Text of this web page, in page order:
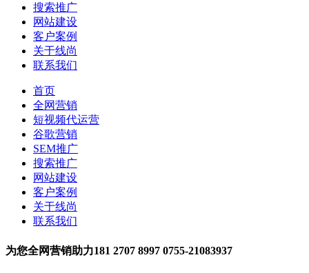
搜索推广
网站建设
客户案例
关于线尚
联系我们
首页
全网营销
短视频代运营
谷歌营销
SEM推广
搜索推广
网站建设
客户案例
关于线尚
联系我们
为您全网营销助力181 2707 8997 0755-21083937